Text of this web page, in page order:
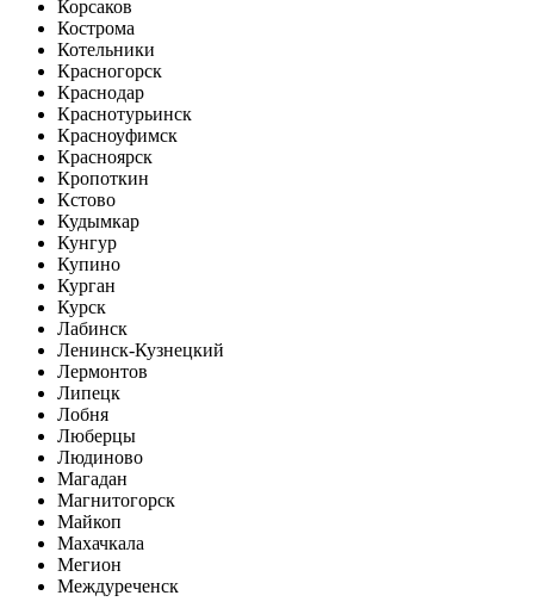
Корсаков
Кострома
Котельники
Красногорск
Краснодар
Краснотурьинск
Красноуфимск
Красноярск
Кропоткин
Кстово
Кудымкар
Кунгур
Купино
Курган
Курск
Лабинск
Ленинск-Кузнецкий
Лермонтов
Липецк
Лобня
Люберцы
Людиново
Магадан
Магнитогорск
Майкоп
Махачкала
Мегион
Междуреченск